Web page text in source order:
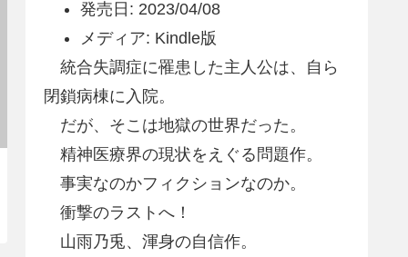
発売日: 2023/04/08
メディア: Kindle版
統合失調症に罹患した主人公は、自ら
閉鎖病棟に入院。
だが、そこは地獄の世界だった。
精神医療界の現状をえぐる問題作。
事実なのかフィクションなのか。
衝撃のラストへ！
山雨乃兎、渾身の自信作。